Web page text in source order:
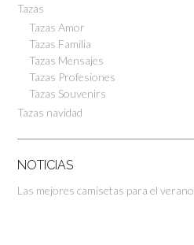
Tazas
Tazas Amor
Tazas Familia
Tazas Mensajes
Tazas Profesiones
Tazas Souvenirs
Tazas navidad
NOTICIAS
Las mejores camisetas para el verano